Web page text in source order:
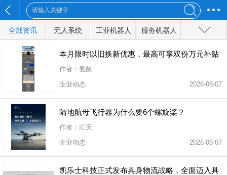
全部资讯 无人系统 工业机器人 服务机器人
特种机器人 军事机器人 无人船 无人地面车辆 无人汽车
无人机 人工智能
全部分类
本月限时以旧换新优惠，最高可享双份万元补贴
作者：氢航
企业动态
2026-08-07
陆地航母飞行器为什么要6个螺旋桨？
作者：汇天
企业动态
2026-08-07
凯乐士科技正式发布具身物流战略，全面迈入具